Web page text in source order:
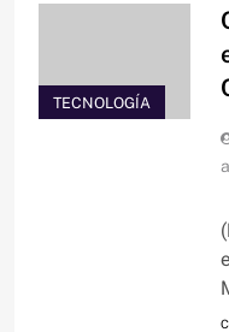
TECNOLOGÍA